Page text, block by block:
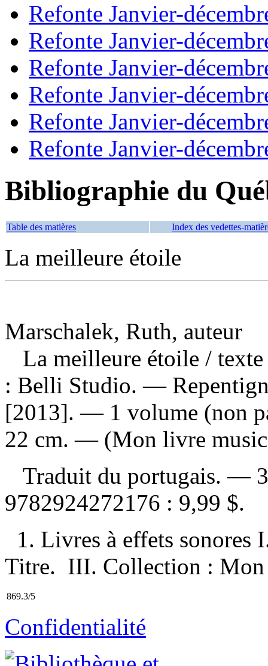
Refonte Janvier-
Refonte Janvier-
Refonte Janvier-
Refonte Janvier-
Refonte Janvier-
Refonte Janvier-
Bibliographie du
Table des matières Index des vedettes-
La meilleure étoile
Marschalek, Ruth, auteur
La meilleure étoile /
: Belli Studio. —
[2013]. — 1 volume (non
22 cm. — (Mon livre
Traduit du portugais. —
9782924272176 : 9,99 $.
1. Livres à effets
Titre. III. Collection : Mon
869.3/5
Confidentialité